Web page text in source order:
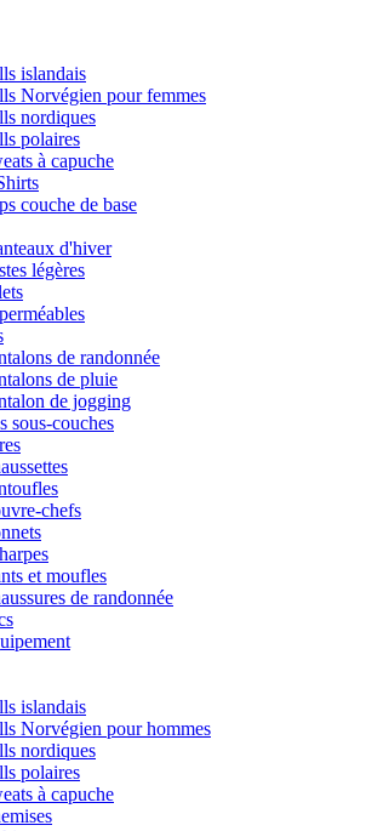
islandais
Norvégien pour femmes
nordiques
polaires
à capuche
couche de base
d'hiver
légères
de randonnée
de pluie
de jogging
sous-couches
chefs
et moufles
de randonnée
islandais
Norvégien pour hommes
nordiques
polaires
à capuche